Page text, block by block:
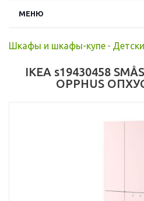
МЕНЮ
Шкафы и шкафы-купе -
IKEA s19430458
OPPHUS